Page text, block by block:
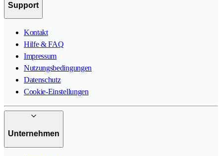
Support
Kontakt
Hilfe & FAQ
Impressum
Nutzungsbedingungen
Datenschutz
Cookie-Einstellungen
Unternehmen